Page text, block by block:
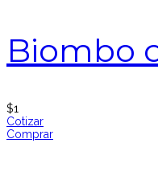
Biombo
$1
Cotizar
Comprar